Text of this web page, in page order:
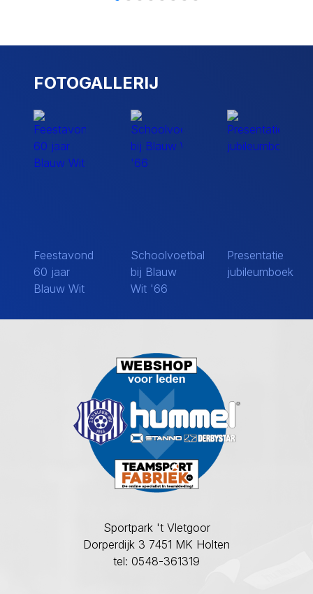
FOTOGALLERIJ
Feestavond
60 jaar
Blauw Wit
Schoolvoetbal
bij Blauw
Wit '66
Presentatie
jubileumboek
Sportpark 't Vletgoor
Dorperdijk 3 7451 MK Holten
tel: 0548-361319